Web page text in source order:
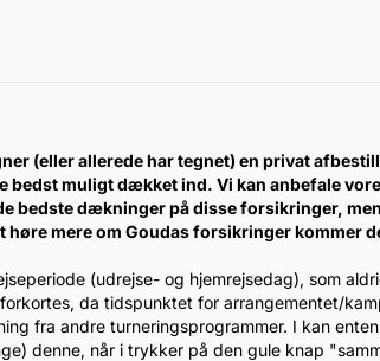
(eller allerede har tegnet) en privat
muligt dækket ind. Vi kan anbefale
bedste dækninger på disse forsikringer,
høre mere om Goudas forsikringer kommer
(udrejse- og hjemrejsedag), som
da tidspunktet for arrangementet/
fra andre turneringsprogrammer. I kan
denne, når i trykker på den gule knap